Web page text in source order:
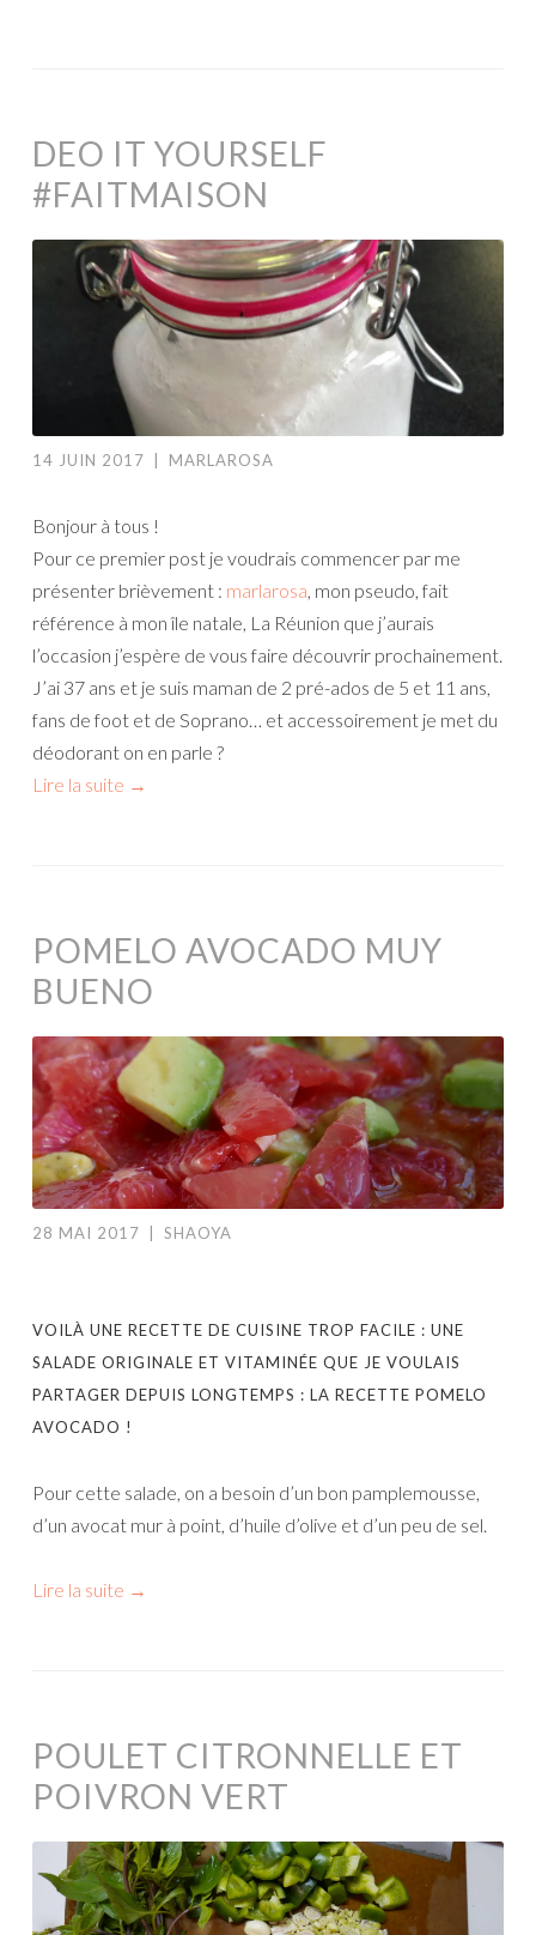
DEO IT YOURSELF
#FAITMAISON
14 JUIN 2017 MARLAROSA
Bonjour à tous !
Pour ce premier post je voudrais commencer par me
présenter brièvement : marlarosa, mon pseudo, fait
référence à mon île natale, La Réunion que j’aurais
l’occasion j’espère de vous faire découvrir prochainement.
J’ai 37 ans et je suis maman de 2 pré-ados de 5 et 11 ans,
fans de foot et de Soprano… et accessoirement je met du
déodorant on en parle ?
Lire la suite →
POMELO AVOCADO MUY
BUENO
28 MAI 2017 SHAOYA
VOILÀ UNE RECETTE DE CUISINE TROP FACILE : UNE
SALADE ORIGINALE ET VITAMINÉE QUE JE VOULAIS
PARTAGER DEPUIS LONGTEMPS : LA RECETTE POMELO
AVOCADO !
Pour cette salade, on a besoin d’un bon pamplemousse,
d’un avocat mur à point, d’huile d’olive et d’un peu de sel.
Lire la suite →
POULET CITRONNELLE ET
POIVRON VERT